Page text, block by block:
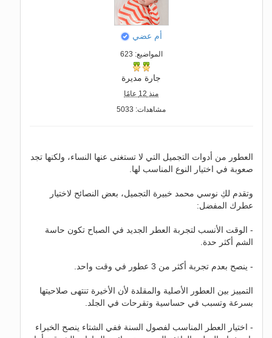
أم عضي
المواضيع: 623
جارة مديرة
منذ 12 عامًا
مشاهدات: 5033
العطور من أدوات التجميل التي لا تستغنى عنها النساء، ولكنها تجد
صعوبة في اختيار النوع المناسب لها.
وتقدم لكِ نوسي محمد خبيرة التجميل، بعض النصائح لاختيار
عطرك المفضل:
- الوقت الأنسب لتجربة العطر الجديد في الصباح تكون حاسة
الشم أكثر حدة.
- ينصح بعدم تجربة أكثر من 3 عطور في وقت واحد.
التمييز بين العطور الأصلية والمقلدة لأن الأخيرة تنتهى صلاحيتها
بسرعة وتسبب في حساسية وتقرحات في الجلد.
- اختيار العطر المناسب لفصول السنة ففي الشتاء ينصح الخبراء